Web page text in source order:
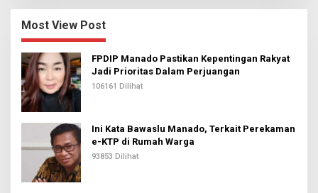
Most View Post
FPDIP Manado Pastikan Kepentingan Rakyat
Jadi Prioritas Dalam Perjuangan
106161 Dilihat
Ini Kata Bawaslu Manado, Terkait Perekaman
e-KTP di Rumah Warga
93853 Dilihat